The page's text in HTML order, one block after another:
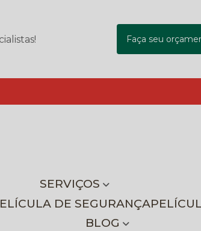
Faça seu
SERVIÇOS
PELÍCULA DE SEGURANÇA
BLOG